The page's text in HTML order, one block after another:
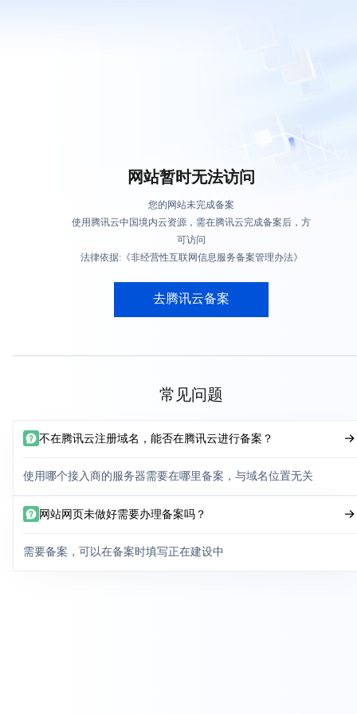
网站暂时无法访问
您的网站未完成备案
使用腾讯云中国境内云资源，需在腾讯云完成备案后，方
可访问
法律依据:《非经营性互联网信息服务备案管理办法》
去腾讯云备案
常见问题
不在腾讯云注册域名，能否在腾讯云进行备案？
使用哪个接入商的服务器需要在哪里备案，与域名位置无关
网站网页未做好需要办理备案吗？
需要备案，可以在备案时填写正在建设中